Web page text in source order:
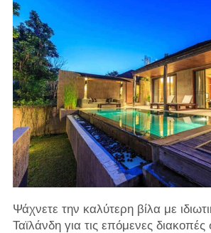
Ψάχνετε την καλύτερη βίλα με
Ταϊλάνδη για τις επόμενες